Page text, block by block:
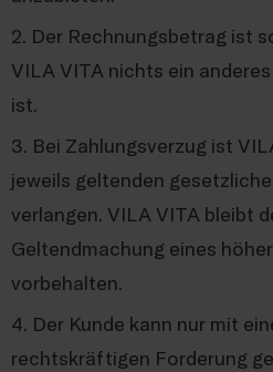
2. Der Rechnungsbetrag ist
VILA VITA nichts ein
ist.
3. Bei Zahlungsverzug ist
jeweils geltenden
verlangen. VILA VITA bleibt
Geltendmachung eines
vorbehalten.
4. Der Kunde kann nur mit
rechtskräftigen Forderung